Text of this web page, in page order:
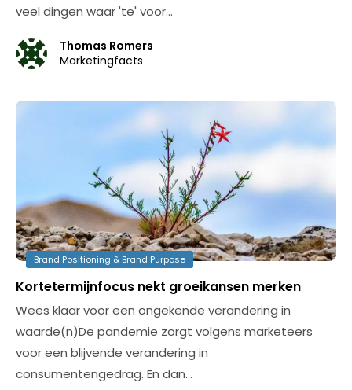
veel dingen waar 'te' voor…
Thomas Romers
Marketingfacts
Brand Positioning & Brand Purpose
Kortetermijnfocus nekt groeikansen merken
Wees klaar voor een ongekende verandering in
waarde(n)De pandemie zorgt volgens marketeers
voor een blijvende verandering in
consumentengedrag. En dan…